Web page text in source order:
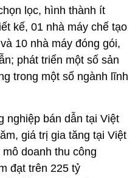
lọc, hình thành ít
kế, 01 nhà máy chế tạo
10 nhà máy đóng gói,
phát triển một số sản
trong một số ngành lĩnh
nghiệp bán dẫn tại Việt
giá trị gia tăng tại Việt
doanh thu công
đạt trên 225 tỷ